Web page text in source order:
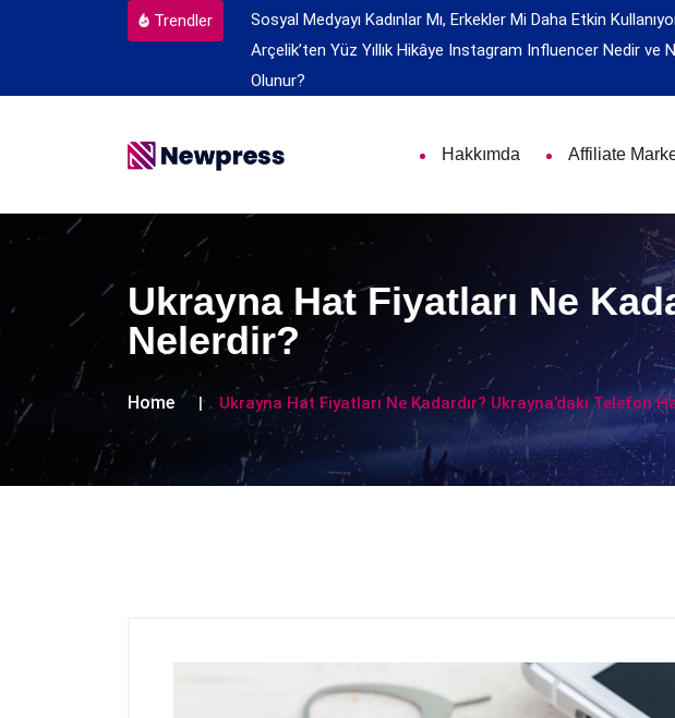
Trendler
Sosyal Medyayı Kadınlar Mı, Erkekler Mi Daha Etkin
Arçelik’ten Yüz Yıllık Hikâye Instagram Influencer Nedir ve
Olunur?
Hakkımda Affiliate
Ukrayna Hat Fiyatları Ne
Nelerdir?
Home Ukrayna Hat Fiyatları Ne Kadardır? Ukrayna’daki Telefon